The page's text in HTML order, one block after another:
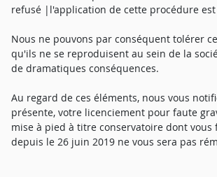
refusé |l'application de cette procédure
Nous ne pouvons par conséquent tolérer
qu'ils ne se reproduisent au sein de la
de dramatiques conséquences.
Au regard de ces éléments, nous vous
présente, votre licenciement pour faute
mise à pied à titre conservatoire dont vous
depuis le 26 juin 2019 ne vous sera pas